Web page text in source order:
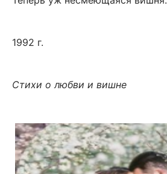
1992 г.
Стихи о любви и вишне